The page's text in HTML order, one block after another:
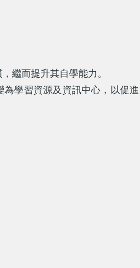
繼而提升其自學能力。
學習資源及資訊中心，以促